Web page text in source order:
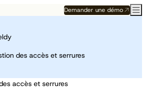
Demander une démo
des accès et serrures
accès et serrures